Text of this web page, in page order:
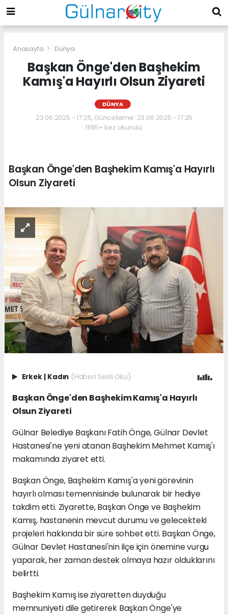
Anasayfa Dünya
Başkan Önge'den Başhekim
Kamış'a Hayırlı Olsun Ziyareti
DÜNYA
23.06.2025 - 17:25, Güncelleme: 23.06.2025 - 17:25
11195+ kez okundu.
Başkan Önge'den Başhekim Kamış'a Hayırlı
Olsun Ziyareti
Erkek | Kadın (Haberi Sesli Oku)
Başkan Önge'den Başhekim Kamış'a Hayırlı
Olsun Ziyareti
Gülnar Belediye Başkanı Fatih Önge, Gülnar Devlet
Hastanesi'ne yeni atanan Başhekim Mehmet Kamış'ı
makamında ziyaret etti.
Başkan Önge, Başhekim Kamış'a yeni görevinin
hayırlı olması temennisinde bulunarak bir hediye
takdim etti. Ziyarette, Başkan Önge ve Başhekim
Kamış, hastanenin mevcut durumu ve gelecekteki
projeleri hakkında bir süre sohbet etti. Başkan Önge,
Gülnar Devlet Hastanesi'nin ilçe için önemine vurgu
yaparak, her zaman destek olmaya hazır olduklarını
belirtti.
Başhekim Kamış ise ziyaretten duyduğu
memnuniyeti dile getirerek Başkan Önge'ye